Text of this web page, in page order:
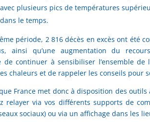
plusieurs pics de températures
le temps.
période, 2 816 décès en excès ont été
ainsi qu’une augmentation du
de continuer à sensibiliser l’ensemble
chaleurs et de rappeler les conseils pour
France met donc à disposition des
relayer via vos différents supports de
sociaux) ou via un affichage dans les